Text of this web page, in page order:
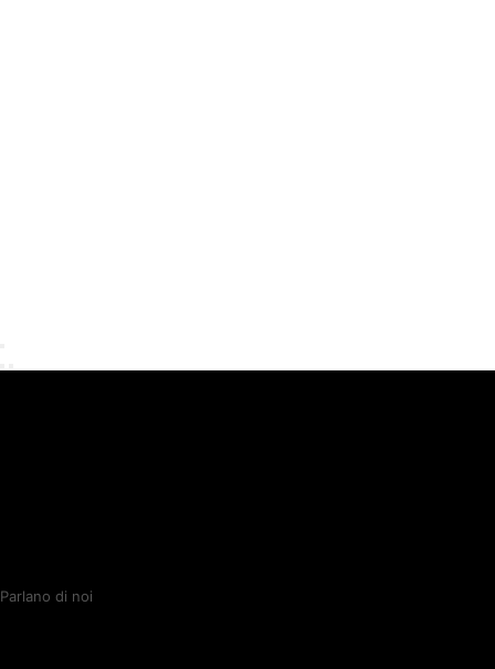
Parlano di noi